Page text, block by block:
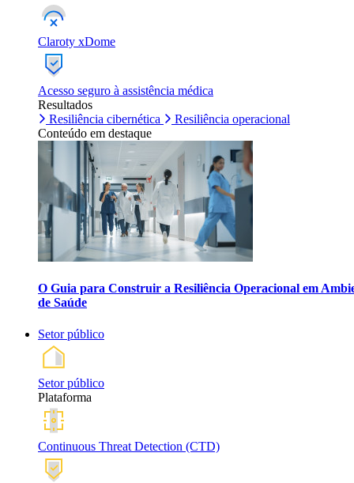
Claroty xDome
Acesso seguro à assistência médica
Resultados
Resiliência cibernética
Resiliência operacional
Conteúdo em destaque
O Guia para Construir a Resiliência Operacional em
de Saúde
Setor público
Setor público
Plataforma
Continuous Threat Detection (CTD)